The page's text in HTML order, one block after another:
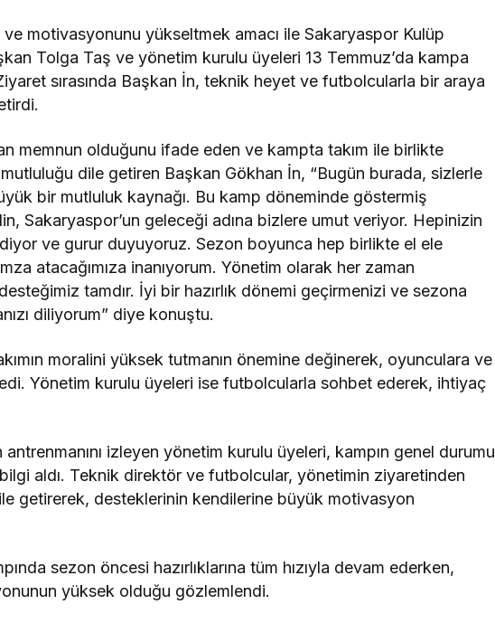
ve motivasyonunu yükseltmek amacı ile Sakaryaspor Kulüp
Tolga Taş ve yönetim kurulu üyeleri 13 Temmuz’da kampa
sırasında Başkan İn, teknik heyet ve futbolcularla bir araya
memnun olduğunu ifade eden ve kampta takım ile birlikte
dile getiren Başkan Gökhan İn, “Bugün burada, sizlerle
bir mutluluk kaynağı. Bu kamp döneminde göstermiş
Sakaryaspor’un geleceği adına bizlere umut veriyor. Hepinizin
ve gurur duyuyoruz. Sezon boyunca hep birlikte el ele
atacağımıza inanıyorum. Yönetim olarak her zaman
tamdır. İyi bir hazırlık dönemi geçirmenizi ve sezona
diliyorum” diye konuştu.
moralini yüksek tutmanın önemine değinerek, oyunculara ve
Yönetim kurulu üyeleri ise futbolcularla sohbet ederek, ihtiyaç
antrenmanını izleyen yönetim kurulu üyeleri, kampın genel durumu
aldı. Teknik direktör ve futbolcular, yönetimin ziyaretinden
getirerek, desteklerinin kendilerine büyük motivasyon
sezon öncesi hazırlıklarına tüm hızıyla devam ederken,
yüksek olduğu gözlemlendi.